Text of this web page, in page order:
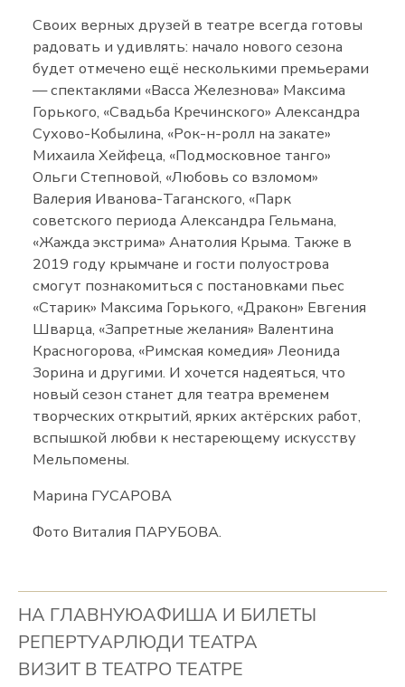
Своих верных друзей в театре всегда готовы
радовать и удивлять: начало нового сезона
будет отмечено ещё несколькими премьерами
— спектаклями «Васса Железнова» Максима
Горького, «Свадьба Кречинского» Александра
Сухово-Кобылина, «Рок-н-ролл на закате»
Михаила Хейфеца, «Подмосковное танго»
Ольги Степновой, «Любовь со взломом»
Валерия Иванова-Таганского, «Парк
советского периода Александра Гельмана,
«Жажда экстрима» Анатолия Крыма. Также в
2019 году крымчане и гости полуострова
смогут познакомиться с постановками пьес
«Старик» Максима Горького, «Дракон» Евгения
Шварца, «Запретные желания» Валентина
Красногорова, «Римская комедия» Леонида
Зорина и другими. И хочется надеяться, что
новый сезон станет для театра временем
творческих открытий, ярких актёрских работ,
вспышкой любви к нестареющему искусству
Мельпомены.
Марина ГУСАРОВА
Фото Виталия ПАРУБОВА.
НА ГЛАВНУЮАФИША И БИЛЕТЫ
РЕПЕРТУАРЛЮДИ ТЕАТРА
ВИЗИТ В ТЕАТРО ТЕАТРЕ